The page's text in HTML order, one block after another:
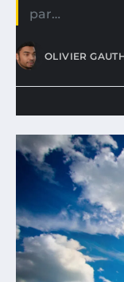
par…
OLIVIER